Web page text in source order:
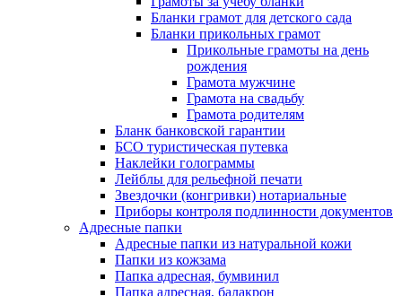
Бланки грамот для детского сада
Бланки прикольных грамот
Прикольные грамоты на день
рождения
Грамота мужчине
Грамота на свадьбу
Грамота родителям
Бланк банковской гарантии
БСО туристическая путевка
Наклейки голограммы
Лейблы для рельефной печати
Звездочки (конгривки) нотариальные
Приборы контроля подлинности документов
Адресные папки
Адресные папки из натуральной кожи
Папки из кожзама
Папка адресная, бумвинил
Папка адресная, балакрон